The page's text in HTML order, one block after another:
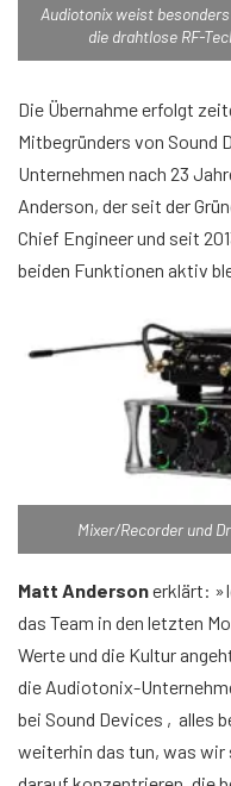
Audiotonix weist
die drahtlose RF-
Die Übernahme erfolgt
Mitbegründers von Sound
Unternehmen nach 23
Anderson, der seit der
Chief Engineer und seit
beiden Funktionen aktiv
Mixer/Recorder und
Matt Andersonerklärt:
das Team in den letzten
Werte und die Kultur
die Audiotonix-
bei Sound Devices ‚alles
weiterhin das tun, was